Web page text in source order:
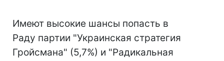
Имеют высокие шансы попасть в
Раду партии "Украинская стратегия
Гройсмана" (5,7%) и "Радикальная